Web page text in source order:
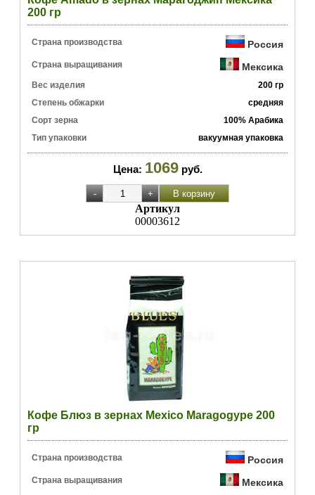
200 гр
Страна производства Россия
Страна выращивания Мексика
Вес изделия
200 гр
Степень обжарки
средняя
Сорт зерна
100% Арабика
Тип упаковки
вакуумная упаковка
Цена: 1069 руб.
Артикул
00003612
Кофе Блюз в зернах Mexico Maragogype 200
гр
Страна производства Россия
Страна выращивания Мексика